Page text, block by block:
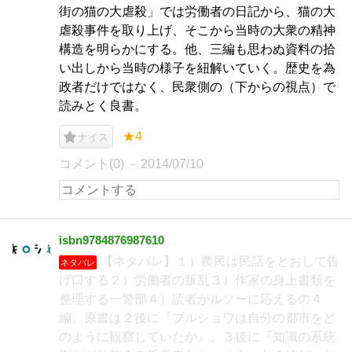
街の猫の大虐殺」では労働者の日記から、猫の大
虐殺事件を取り上げ、そこから当時の大衆の精神
構造を明らかにする。他、三編も思わぬ資料の拾
い出しから当時の様子を紐解いていく。歴史を為
政者だけではなく、民衆側の（下からの視点）で
読みとく良書。
ナイス ★4
コメント(0) 2014/07/10
isbn9784876987610
ネタバレ
【ネタバレ】１）農民は民話をとおして告
げ口する２）労働者の叛乱３）作家の身上書類を
整理する一警部４）読者がルソーに応えるの４
編。原書は２後に『ブルショワは自分の都市をど
のように観察していたか』、３後に『知識の系統